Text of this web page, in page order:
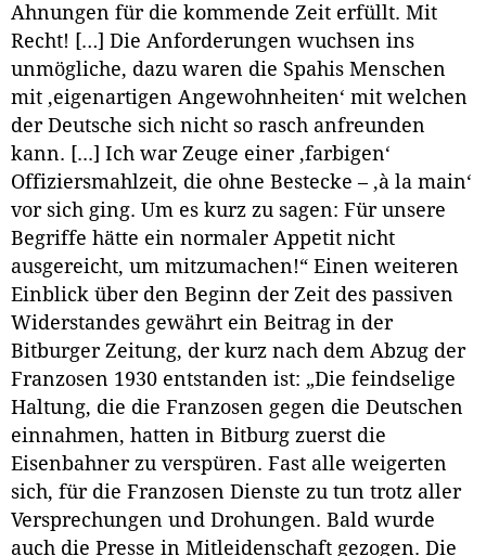
Ahnungen für die kommende Zeit erfüllt. Mit
Recht! […] Die Anforderungen wuchsen ins
unmögliche, dazu waren die Spahis Menschen
mit ‚eigenartigen Angewohnheiten‘ mit welchen
der Deutsche sich nicht so rasch anfreunden
kann. [...] Ich war Zeuge einer ‚farbigen‘
Offiziersmahlzeit, die ohne Bestecke – ‚à la main‘
vor sich ging. Um es kurz zu sagen: Für unsere
Begriffe hätte ein normaler Appetit nicht
ausgereicht, um mitzumachen!“ Einen weiteren
Einblick über den Beginn der Zeit des passiven
Widerstandes gewährt ein Beitrag in der
Bitburger Zeitung, der kurz nach dem Abzug der
Franzosen 1930 entstanden ist: „Die feindselige
Haltung, die die Franzosen gegen die Deutschen
einnahmen, hatten in Bitburg zuerst die
Eisenbahner zu verspüren. Fast alle weigerten
sich, für die Franzosen Dienste zu tun trotz aller
Versprechungen und Drohungen. Bald wurde
auch die Presse in Mitleidenschaft gezogen. Die